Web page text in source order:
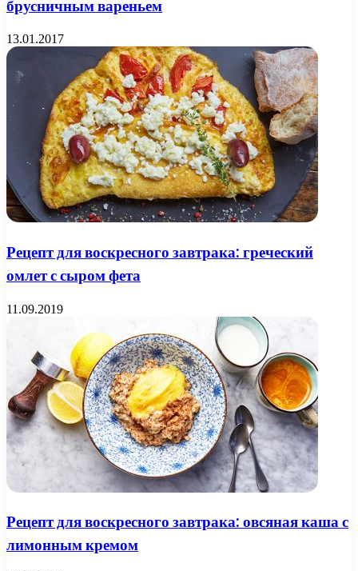
брусничным вареньем
13.01.2017
Рецепт для воскресного завтрака: греческий
омлет с сыром фета
11.09.2019
Рецепт для воскресного завтрака: овсяная каша с
лимонным кремом